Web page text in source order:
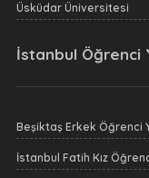
Üsküdar Üniversitesi
İstanbul Öğrenci
Beşiktaş Erkek Öğrenci
İstanbul Fatih Kız